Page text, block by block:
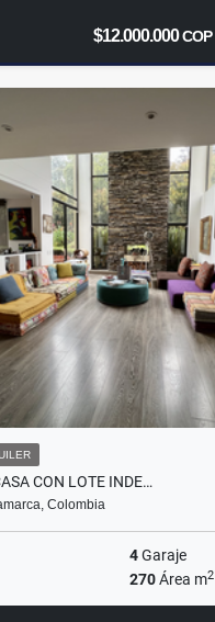
$12.000.000COP
CON LOTE INDE…
Colombia
4Garaje
270Área m2